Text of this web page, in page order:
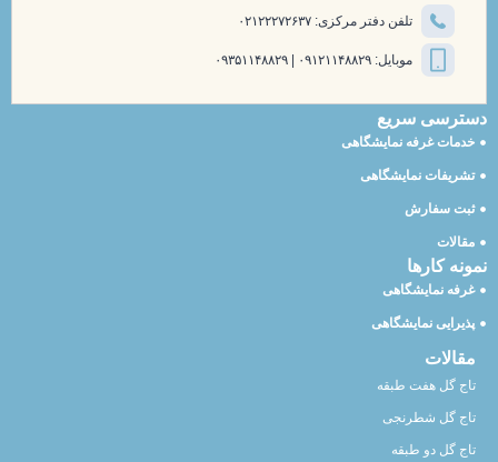
تلفن دفتر مرکزی: ۰۲۱۲۲۲۷۲۶۳۷
موبایل: ۰۹۱۲۱۱۴۸۸۲۹ | ۰۹۳۵۱۱۴۸۸۲۹
دسترسی سریع
خدمات غرفه نمایشگاهی
تشریفات نمایشگاهی
ثبت سفارش
مقالات
نمونه کارها
غرفه نمایشگاهی
پذیرایی نمایشگاهی
مقالات
تاج گل هفت طبقه
تاج گل شطرنجی
تاج گل دو طبقه